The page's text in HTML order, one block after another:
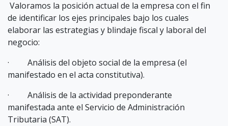
Valoramos la posición actual de la empresa con el fin
de identificar los ejes principales bajo los cuales
elaborar las estrategias y blindaje fiscal y laboral del
negocio:
· Análisis del objeto social de la empresa (el
manifestado en el acta constitutiva).
· Análisis de la actividad preponderante
manifestada ante el Servicio de Administración
Tributaria (SAT).